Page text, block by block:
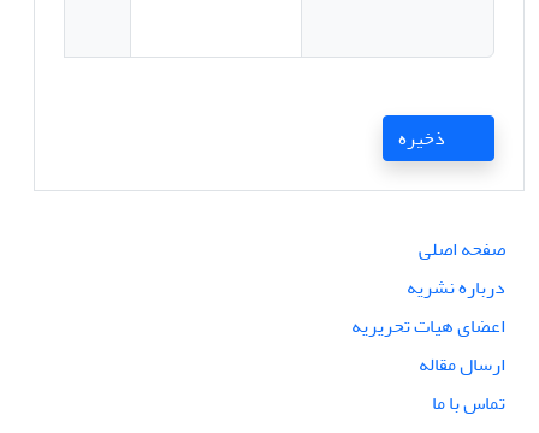
ذخیره
صفحه اصلی
درباره نشریه
اعضای هیات تحریریه
ارسال مقاله
تماس با ما